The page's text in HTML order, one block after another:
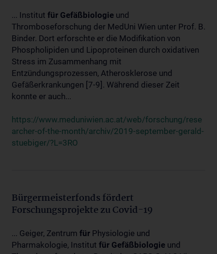
... Institut für Gefäßbiologie und
Thromboseforschung der MedUni Wien unter Prof. B.
Binder. Dort erforschte er die Modifikation von
Phospholipiden und Lipoproteinen durch oxidativen
Stress im Zusammenhang mit
Entzündungsprozessen, Atherosklerose und
Gefäßerkrankungen [7-9]. Während dieser Zeit
konnte er auch...
https://www.meduniwien.ac.at/web/forschung/rese
archer-of-the-month/archiv/2019-september-gerald-
stuebiger/?L=3RO
Bürgermeisterfonds fördert
Forschungsprojekte zu Covid-19
... Geiger, Zentrum für Physiologie und
Pharmakologie, Institut für Gefäßbiologie und